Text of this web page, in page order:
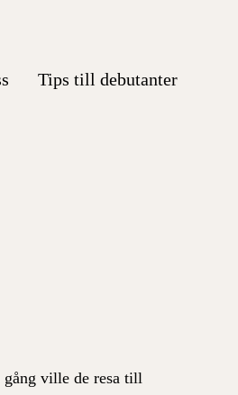
Tips till debutanter
gång ville de resa till